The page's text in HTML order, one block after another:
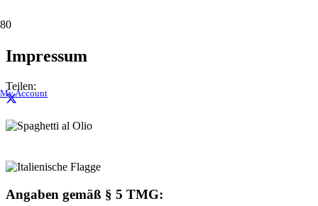
My Account
Impressum
Teilen:
Angaben gemäß § 5 TMG: